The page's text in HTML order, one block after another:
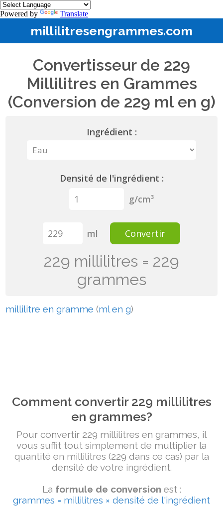
Powered by Translate
millilitresengrammes.com
Convertisseur de 229
Millilitres en Grammes
(Conversion de 229 ml en g)
Ingrédient :
Densité de l'ingrédient :
g/cm³
ml Convertir
229 millilitres = 229
grammes
millilitre en gramme (ml en g)
Comment convertir 229 millilitres
en grammes?
Pour convertir 229 millilitres en grammes, il
vous suffit tout simplement de multiplier la
quantité en millilitres (229 dans ce cas) par la
densité de votre ingrédient.
La formule de conversion est :
grammes = millilitres × densité de l'ingrédient